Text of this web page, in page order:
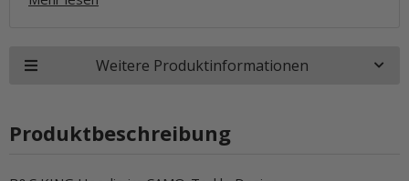
Weitere Produktinformationen
Produktbeschreibung